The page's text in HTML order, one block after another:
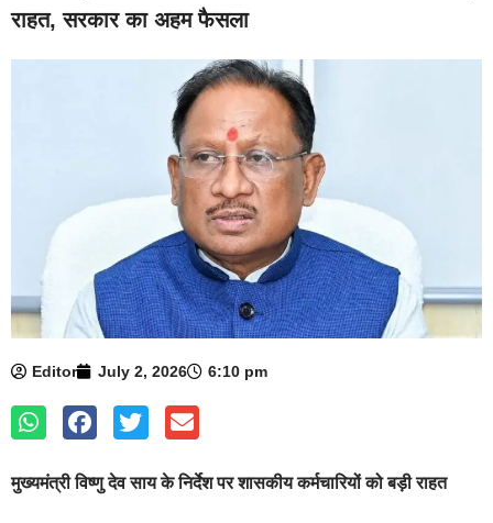
राहत, सरकार का अहम फैसला
Editor July 2, 2026 6:10 pm
मुख्यमंत्री विष्णु देव साय के निर्देश पर शासकीय कर्मचारियों को बड़ी राहत